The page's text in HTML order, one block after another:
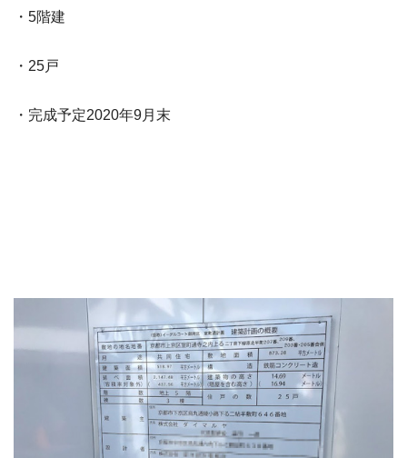
・5階建
・25戸
・完成予定2020年9月末